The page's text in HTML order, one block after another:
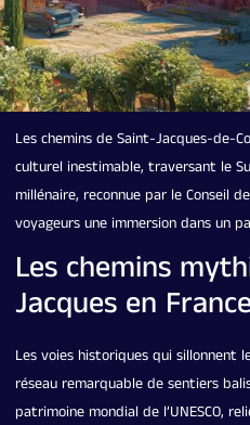
Les chemins de Saint-Jacques-de-
culturel inestimable, traversant le
millénaire, reconnue par le Conseil
voyageurs une immersion dans un
Les chemins
Jacques en
Les voies historiques qui sillonnent
réseau remarquable de sentiers
patrimoine mondial de l’UNESCO,